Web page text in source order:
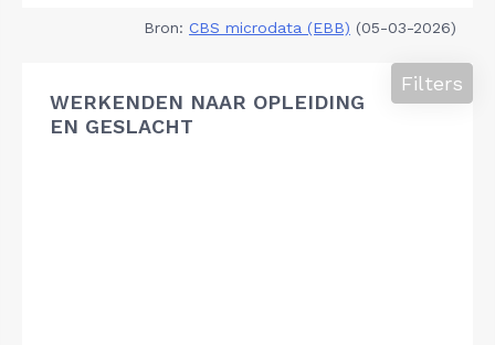
Bron: CBS microdata (EBB) (05-03-2026)
WERKENDEN NAAR OPLEIDING
EN GESLACHT
Filters